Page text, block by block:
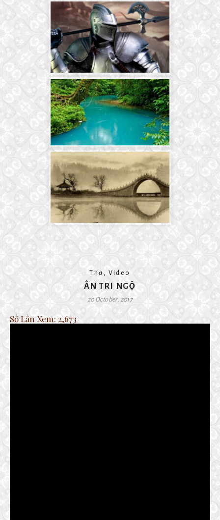
Thơ , Video
ÂN TRI NGỘ
20 October, 2017
Số Lần Xem: 2,673